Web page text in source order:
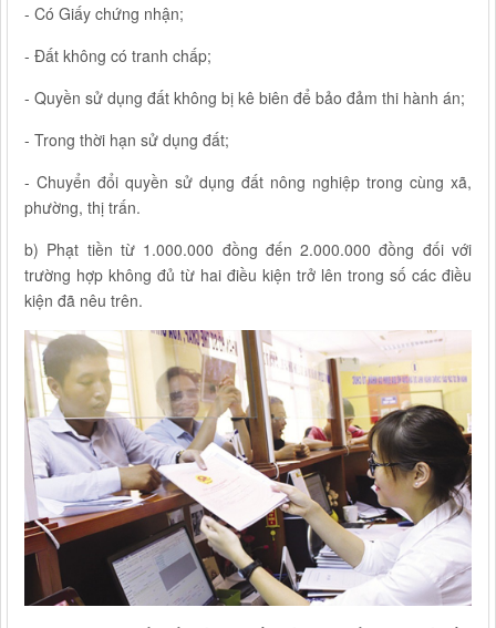
- Có Giấy chứng nhận;
- Đất không có tranh chấp;
- Quyền sử dụng đất không bị kê biên để bảo đảm thi hành án;
- Trong thời hạn sử dụng đất;
- Chuyển đổi quyền sử dụng đất nông nghiệp trong cùng xã,
phường, thị trấn.
b) Phạt tiền từ 1.000.000 đồng đến 2.000.000 đồng đối với
trường hợp không đủ từ hai điều kiện trở lên trong số các điều
kiện đã nêu trên.